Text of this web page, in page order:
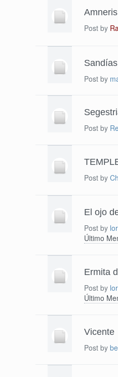
Post by
Sandías
Post by
Post by
Post by
El ojo
Post by
Último
Ermita
Post by
Último
Vicente
Post by